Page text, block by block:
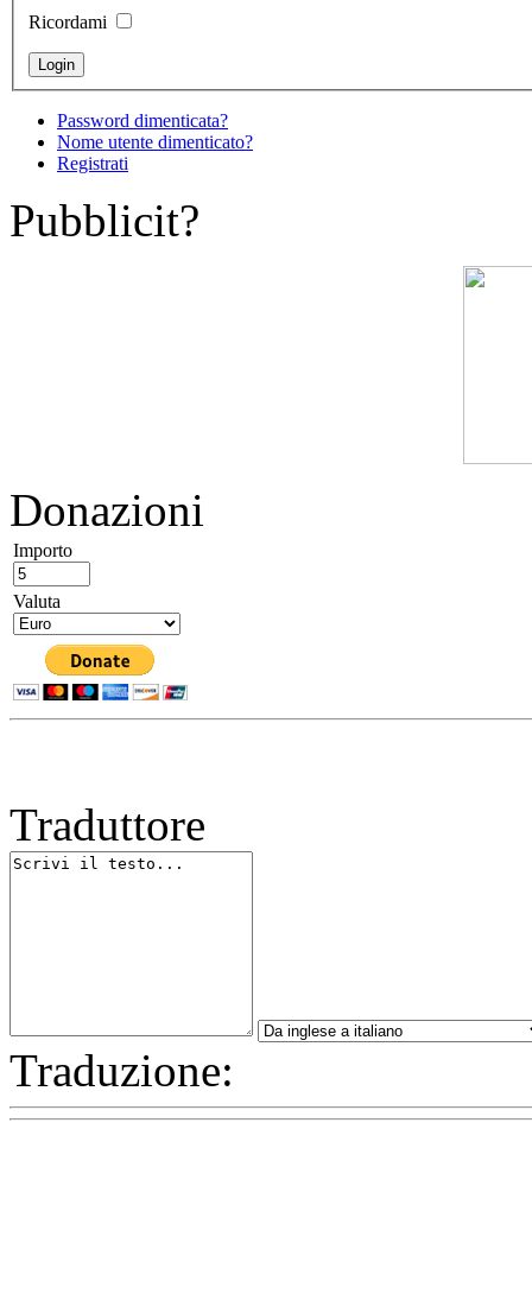
Ricordami
Password dimenticata?
Nome utente dimenticato?
Registrati
Pubblicit?
Donazioni
Importo
Valuta
Traduttore
Traduzione: